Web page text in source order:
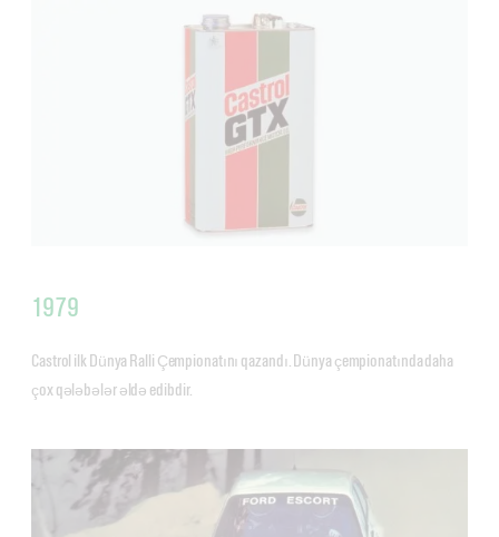
1979
Castrol ilk Dünya Ralli Çempionatını qazandı. Dünya çempionatında daha
çox qələbələr əldə edibdir.